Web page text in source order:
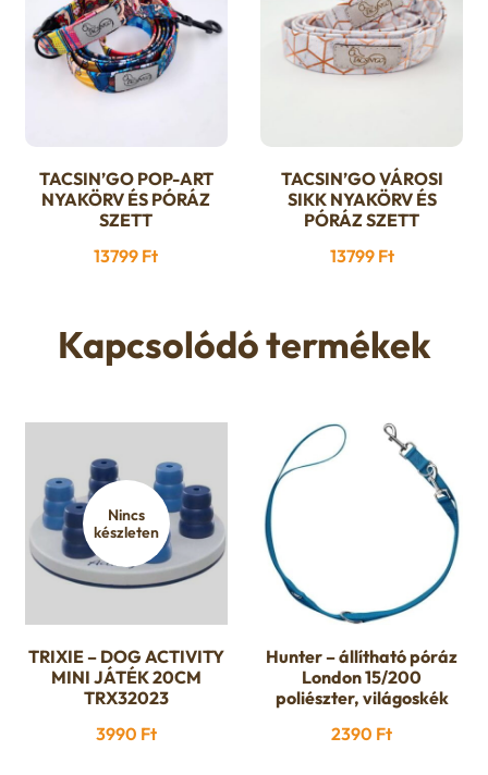
változatok
a
termékoldalon
változatok
a
termékoldalon
Ennek
a
több
A
választhatók
TACSIN’GO POP-ART
NYAKÖRV ÉS PÓRÁZ
SZETT
13799 Ft
Ennek
a
több
van.
A
termékoldalon
választhatók
TACSIN’GO VÁROSI
SIKK NYAKÖRV ÉS
PÓRÁZ SZETT
13799 Ft
Kapcsolódó termékek
Nincs
készleten
TRIXIE – DOG ACTIVITY
MINI JÁTÉK 20CM
TRX32023
3990 Ft
Hunter – állítható póráz
London 15/200
poliészter, világoskék
2390 Ft